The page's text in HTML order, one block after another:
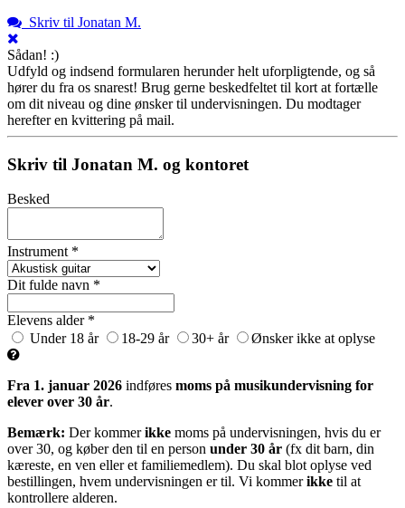
Skriv til Jonatan M.
Sådan! :)
Udfyld og indsend formularen herunder helt uforpligtende, og så
hører du fra os snarest! Brug gerne beskedfeltet til kort at fortælle
om dit niveau og dine ønsker til undervisningen. Du modtager
herefter en kvittering på mail.
Skriv til Jonatan M. og kontoret
Besked
Instrument *
Dit fulde navn *
Elevens alder *
Under 18 år
18-29 år 30+ år Ønsker ikke at oplyse
Fra 1. januar 2026 indføres moms på musikundervisning for
elever over 30 år.
Bemærk: Der kommerikke moms på undervisningen, hvis du er
over 30, og køber den til en person under 30 år (fx dit barn, din
kæreste, en ven eller et familiemedlem). Du skal blot oplyse ved
bestillingen, hvem undervisningen er til. Vi kommerikke til at
kontrollere alderen.